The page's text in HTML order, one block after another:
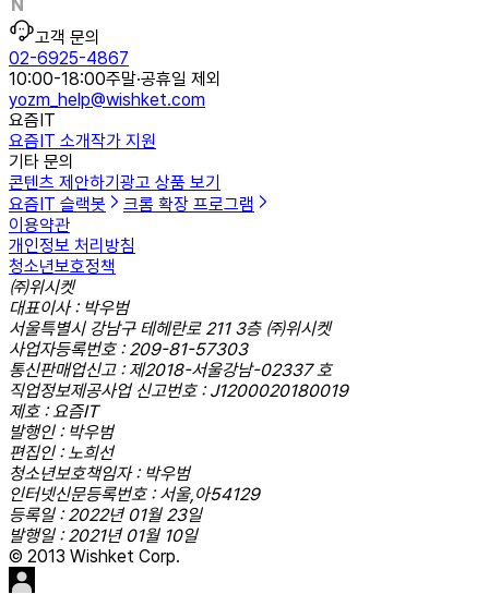
고객 문의
02-6925-4867
10:00-18:00주말·공휴일 제외
yozm_help@wishket.com
요즘IT
요즘IT 소개작가 지원
기타 문의
콘텐츠 제안하기 광고 상품 보기
요즘IT 슬랙봇
크롬 확장 프로그램
이용약관
개인정보 처리방침
청소년보호정책
㈜위시켓
대표이사 : 박우범
서울특별시 강남구 테헤란로 211 3층 ㈜위시켓
사업자등록번호 : 209-81-57303
통신판매업신고 : 제2018-서울강남-02337 호
직업정보제공사업 신고번호 : J1200020180019
제호 : 요즘IT
발행인 : 박우범
편집인 : 노희선
청소년보호책임자 : 박우범
인터넷신문등록번호 : 서울,아54129
등록일 : 2022년 01월 23일
발행일 : 2021년 01월 10일
© 2013 Wishket Corp.